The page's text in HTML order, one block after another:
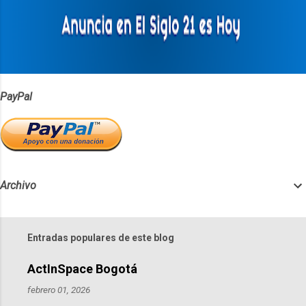
PayPal
Archivo
Entradas populares de este blog
ActInSpace Bogotá
febrero 01, 2026